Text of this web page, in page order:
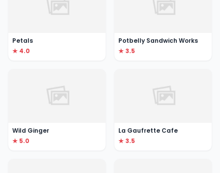
Petals
★ 4.0
Potbelly Sandwich Works
★ 3.5
Wild Ginger
★ 5.0
La Gaufrette Cafe
★ 3.5